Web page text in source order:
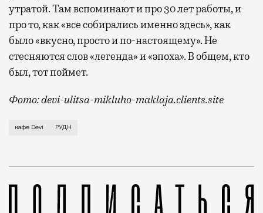
утратой. Там вспоминают и про 30 лет работы, и
про то, как «все собирались именно здесь», как
было «вкусно, просто и по-настоящему». Не
стесняются слов «легенда» и «эпоха». В общем, кто
был, тот поймет.
Фото: devi-ulitsa-mikluho-maklaja.clients.site
Такие закрытия почти всегда проходят тихо. Без
кафе Devi РУДН